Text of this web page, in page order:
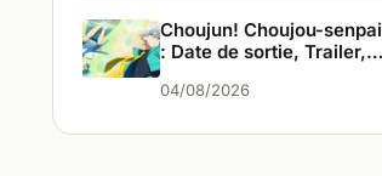
Choujun! Choujou-senpai
: Date de sortie, Trailer,
04/08/2026